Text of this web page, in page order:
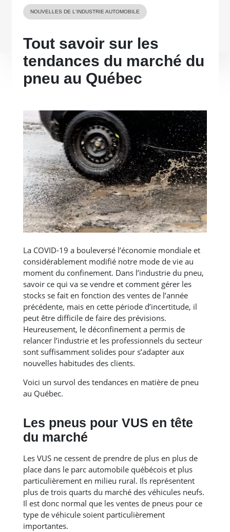
NOUVELLES DE L'INDUSTRIE AUTOMOBILE
Tout savoir sur les
tendances du marché du
pneu au Québec
La COVID-19 a bouleversé l’économie mondiale et
considérablement modifié notre mode de vie au
moment du confinement. Dans l’industrie du pneu,
savoir ce qui va se vendre et comment gérer les
stocks se fait en fonction des ventes de l’année
précédente, mais en cette période d’incertitude, il
peut être difficile de faire des prévisions.
Heureusement, le déconfinement a permis de
relancer l’industrie et les professionnels du secteur
sont suffisamment solides pour s’adapter aux
nouvelles habitudes des clients.
Voici un survol des tendances en matière de pneu
au Québec.
Les pneus pour VUS en tête
du marché
Les VUS ne cessent de prendre de plus en plus de
place dans le parc automobile québécois et plus
particulièrement en milieu rural. Ils représentent
plus de trois quarts du marché des véhicules neufs.
Il est donc normal que les ventes de pneus pour ce
type de véhicule soient particulièrement
importantes.